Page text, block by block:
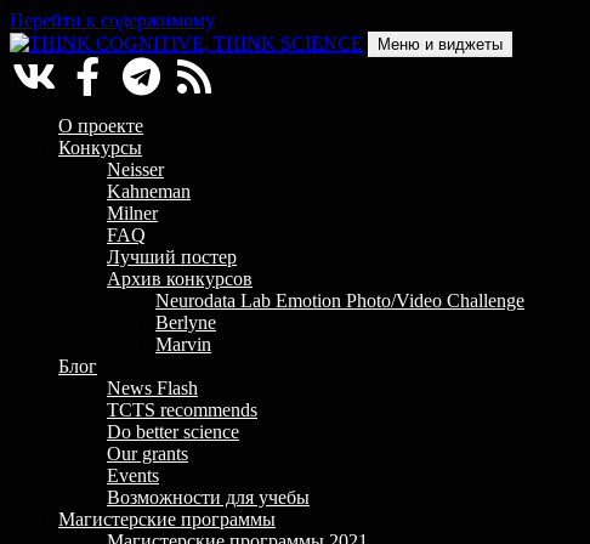
Перейти к содержимому
THINK COGNITIVE, THINK SCIENCE
Научно-образовательный проект в сфере когнитивной науки
Меню и виджеты
О проекте
Конкурсы
Neisser
Kahneman
Milner
FAQ
Лучший постер
Архив конкурсов
Neurodata Lab Emotion Photo/Video Challenge
Berlyne
Marvin
Блог
News Flash
TCTS recommends
Do better science
Our grants
Events
Возможности для учебы
Магистерские программы